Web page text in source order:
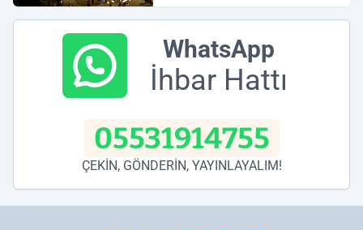
WhatsApp
İhbar Hattı
05531914755
ÇEKİN, GÖNDERİN, YAYINLAYALIM!